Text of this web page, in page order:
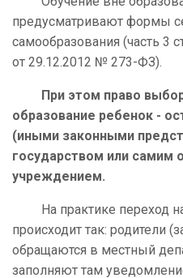
предусматривают формы
самообразования (часть 3
от 29.12.2012 № 273-ФЗ).
При этом право
образование ребенок -
(иными законными
государством или самим
учреждением.
На практике переход
происходит так: родители
обращаются в местный
заполняют там